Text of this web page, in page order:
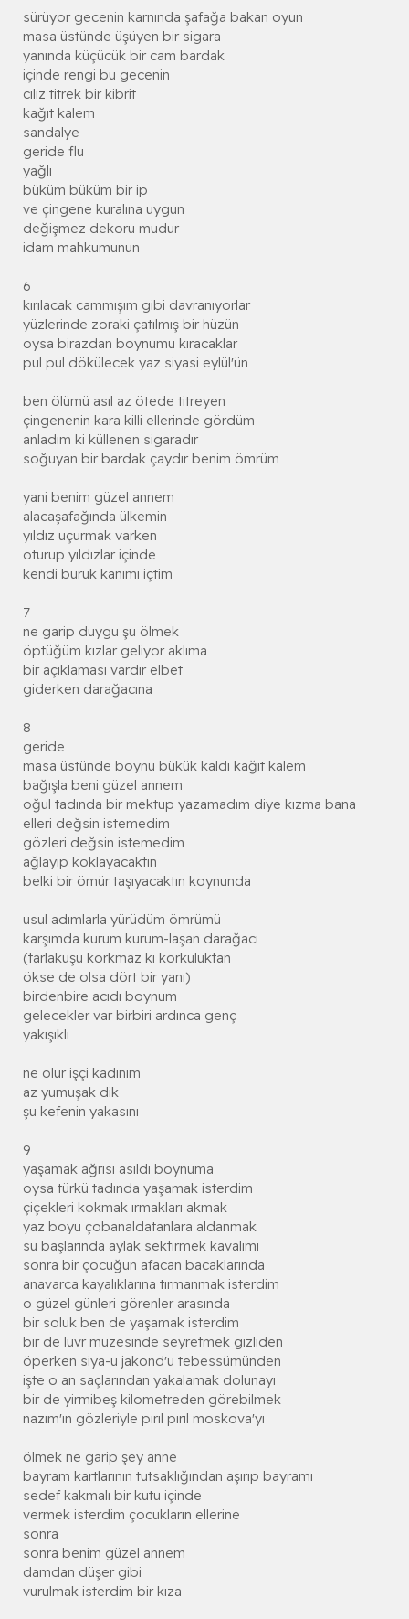
sürüyor gecenin karnında şafağa bakan oyun
masa üstünde üşüyen bir sigara
yanında küçücük bir cam bardak
içinde rengi bu gecenin
cılız titrek bir kibrit
kağıt kalem
sandalye
geride flu
yağlı
büküm büküm bir ip
ve çingene kuralına uygun
değişmez dekoru mudur
idam mahkumunun
6
kırılacak cammışım gibi davranıyorlar
yüzlerinde zoraki çatılmış bir hüzün
oysa birazdan boynumu kıracaklar
pul pul dökülecek yaz siyasi eylül'ün
ben ölümü asıl az ötede titreyen
çingenenin kara killi ellerinde gördüm
anladım ki küllenen sigaradır
soğuyan bir bardak çaydır benim ömrüm
yani benim güzel annem
alacaşafağında ülkemin
yıldız uçurmak varken
oturup yıldızlar içinde
kendi buruk kanımı içtim
7
ne garip duygu şu ölmek
öptüğüm kızlar geliyor aklıma
bir açıklaması vardır elbet
giderken darağacına
8
geride
masa üstünde boynu bükük kaldı kağıt kalem
bağışla beni güzel annem
oğul tadında bir mektup yazamadım diye kızma bana
elleri değsin istemedim
gözleri değsin istemedim
ağlayıp koklayacaktın
belki bir ömür taşıyacaktın koynunda
usul adımlarla yürüdüm ömrümü
karşımda kurum kurum-laşan darağacı
(tarlakuşu korkmaz ki korkuluktan
ökse de olsa dört bir yanı)
birdenbire acıdı boynum
gelecekler var birbiri ardınca genç
yakışıklı
ne olur işçi kadınım
az yumuşak dik
şu kefenin yakasını
9
yaşamak ağrısı asıldı boynuma
oysa türkü tadında yaşamak isterdim
çiçekleri kokmak ırmakları akmak
yaz boyu çobanaldatanlara aldanmak
su başlarında aylak sektirmek kavalımı
sonra bir çocuğun afacan bacaklarında
anavarca kayalıklarına tırmanmak isterdim
o güzel günleri görenler arasında
bir soluk ben de yaşamak isterdim
bir de luvr müzesinde seyretmek gizliden
öperken siya-u jakond'u tebessümünden
işte o an saçlarından yakalamak dolunayı
bir de yirmibeş kilometreden görebilmek
nazım'ın gözleriyle pırıl pırıl moskova'yı
ölmek ne garip şey anne
bayram kartlarının tutsaklığından aşırıp bayramı
sedef kakmalı bir kutu içinde
vermek isterdim çocukların ellerine
sonra
sonra benim güzel annem
damdan düşer gibi
vurulmak isterdim bir kıza